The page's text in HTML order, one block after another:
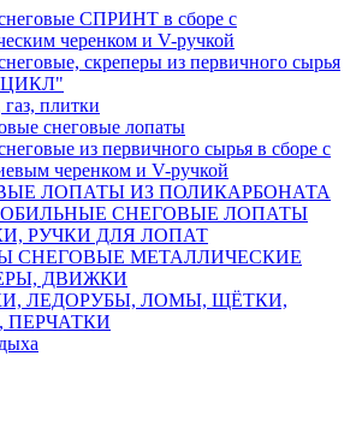
СПРИНТ в сборе с
черенком и V-ручкой
скреперы из первичного сырья
плитки
снеговые лопаты
из первичного сырья в сборе с
черенком и V-ручкой
ЛОПАТЫ ИЗ ПОЛИКАРБОНАТА
СНЕГОВЫЕ ЛОПАТЫ
РУЧКИ ДЛЯ ЛОПАТ
СНЕГОВЫЕ МЕТАЛЛИЧЕСКИЕ
ДВИЖКИ
ЛЕДОРУБЫ, ЛОМЫ, ЩЁТКИ,
ПЕРЧАТКИ